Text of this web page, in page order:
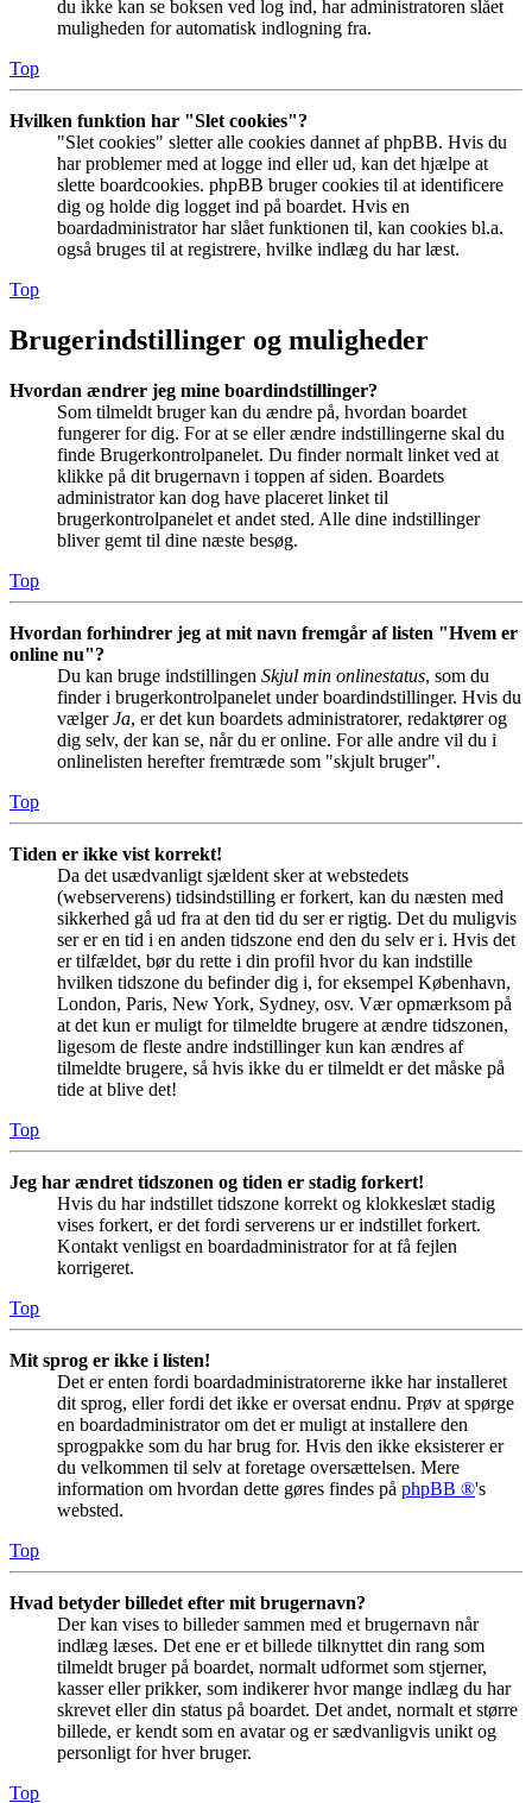
du ikke kan se boksen ved log ind, har administratoren slået
muligheden for automatisk indlogning fra.
Top
Hvilken funktion har "Slet cookies"?
"Slet cookies" sletter alle cookies dannet af phpBB. Hvis du
har problemer med at logge ind eller ud, kan det hjælpe at
slette boardcookies. phpBB bruger cookies til at identificere
dig og holde dig logget ind på boardet. Hvis en
boardadministrator har slået funktionen til, kan cookies bl.a.
også bruges til at registrere, hvilke indlæg du har læst.
Top
Brugerindstillinger og muligheder
Hvordan ændrer jeg mine boardindstillinger?
Som tilmeldt bruger kan du ændre på, hvordan boardet
fungerer for dig. For at se eller ændre indstillingerne skal du
finde Brugerkontrolpanelet. Du finder normalt linket ved at
klikke på dit brugernavn i toppen af siden. Boardets
administrator kan dog have placeret linket til
brugerkontrolpanelet et andet sted. Alle dine indstillinger
bliver gemt til dine næste besøg.
Top
Hvordan forhindrer jeg at mit navn fremgår af listen "Hvem er
online nu"?
Du kan bruge indstillingen Skjul min onlinestatus, som du
finder i brugerkontrolpanelet under boardindstillinger. Hvis du
vælgerJa, er det kun boardets administratorer, redaktører og
dig selv, der kan se, når du er online. For alle andre vil du i
onlinelisten herefter fremtræde som "skjult bruger".
Top
Tiden er ikke vist korrekt!
Da det usædvanligt sjældent sker at webstedets
(webserverens) tidsindstilling er forkert, kan du næsten med
sikkerhed gå ud fra at den tid du ser er rigtig. Det du muligvis
ser er en tid i en anden tidszone end den du selv er i. Hvis det
er tilfældet, bør du rette i din profil hvor du kan indstille
hvilken tidszone du befinder dig i, for eksempel København,
London, Paris, New York, Sydney, osv. Vær opmærksom på
at det kun er muligt for tilmeldte brugere at ændre tidszonen,
ligesom de fleste andre indstillinger kun kan ændres af
tilmeldte brugere, så hvis ikke du er tilmeldt er det måske på
tide at blive det!
Top
Jeg har ændret tidszonen og tiden er stadig forkert!
Hvis du har indstillet tidszone korrekt og klokkeslæt stadig
vises forkert, er det fordi serverens ur er indstillet forkert.
Kontakt venligst en boardadministrator for at få fejlen
korrigeret.
Top
Mit sprog er ikke i listen!
Det er enten fordi boardadministratorerne ikke har installeret
dit sprog, eller fordi det ikke er oversat endnu. Prøv at spørge
en boardadministrator om det er muligt at installere den
sprogpakke som du har brug for. Hvis den ikke eksisterer er
du velkommen til selv at foretage oversættelsen. Mere
information om hvordan dette gøres findes på phpBB ®'s
websted.
Top
Hvad betyder billedet efter mit brugernavn?
Der kan vises to billeder sammen med et brugernavn når
indlæg læses. Det ene er et billede tilknyttet din rang som
tilmeldt bruger på boardet, normalt udformet som stjerner,
kasser eller prikker, som indikerer hvor mange indlæg du har
skrevet eller din status på boardet. Det andet, normalt et større
billede, er kendt som en avatar og er sædvanligvis unikt og
personligt for hver bruger.
Top